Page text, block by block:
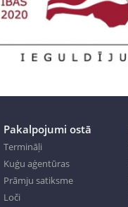
Pakalpojumi ostā
Termināļi
Kuģu aģentūras
Prāmju satiksme
Loči